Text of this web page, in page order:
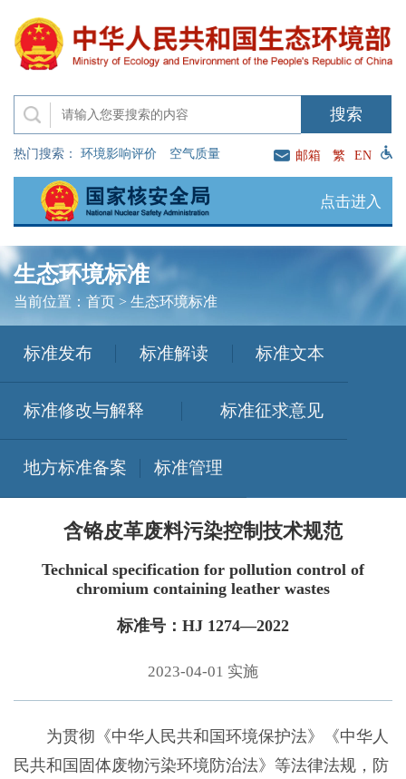
热门搜索： 环境影响评价 空气质量 邮箱 繁 EN
点击进入
生态环境标准
当前位置： 首页> 生态环境标准
标准发布 标准解读 标准文本
标准修改与解释 标准征求意见
地方标准备案 标准管理
含铬皮革废料污染控制技术规范
Technical specification for pollution control of
chromium containing leather wastes
标准号：HJ 1274—2022
2023-04-01 实施
为贯彻《中华人民共和国环境保护法》《中华人
民共和国固体废物污染环境防治法》等法律法规，防